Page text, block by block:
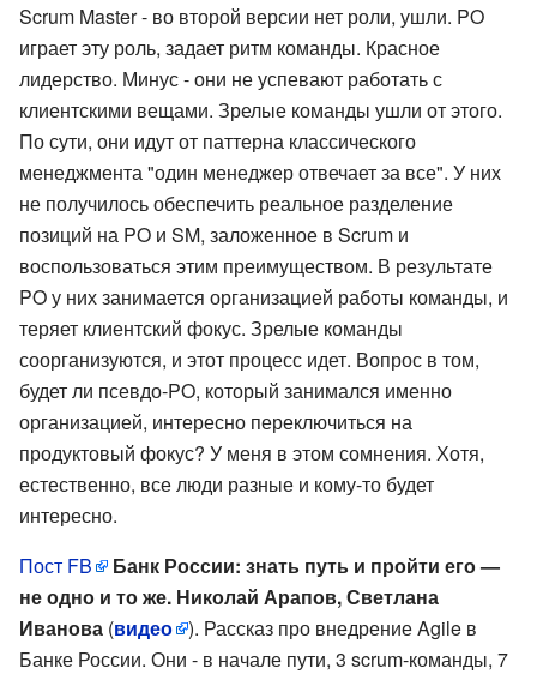
Scrum Master - во второй версии нет роли, ушли. PO
играет эту роль, задает ритм команды. Красное
лидерство. Минус - они не успевают работать с
клиентскими вещами. Зрелые команды ушли от этого.
По сути, они идут от паттерна классического
менеджмента "один менеджер отвечает за все". У них
не получилось обеспечить реальное разделение
позиций на PO и SM, заложенное в Scrum и
воспользоваться этим преимуществом. В результате
PO у них занимается организацией работы команды, и
теряет клиентский фокус. Зрелые команды
соорганизуются, и этот процесс идет. Вопрос в том,
будет ли псевдо-PO, который занимался именно
организацией, интересно переключиться на
продуктовый фокус? У меня в этом сомнения. Хотя,
естественно, все люди разные и кому-то будет
интересно.
Пост FB
Банк России: знать путь и пройти его —
не одно и то же. Николай Арапов, Светлана
Иванова (видео ). Рассказ про внедрение Agile в
Банке России. Они - в начале пути, 3 scrum-команды, 7